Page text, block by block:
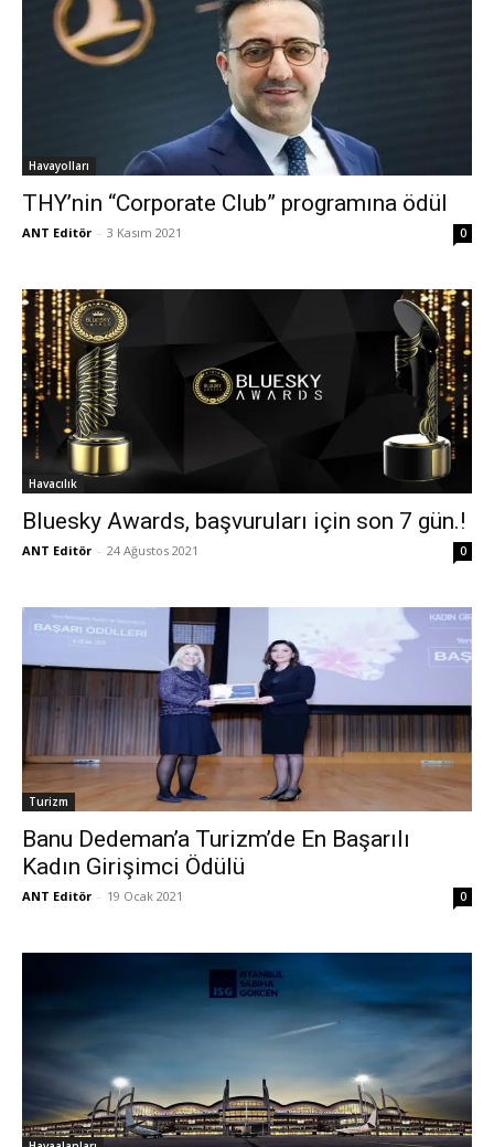
Havayolları
THY’nin “Corporate Club” programına ödül
ANT Editör - 3 Kasım 2021 0
Havacılık
Bluesky Awards, başvuruları için son 7 gün.!
ANT Editör - 24 Ağustos 2021 0
Turizm
Banu Dedeman’a Turizm’de En Başarılı
Kadın Girişimci Ödülü
ANT Editör - 19 Ocak 2021 0